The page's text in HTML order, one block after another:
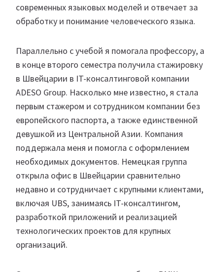
современных языковых моделей и отвечает за
обработку и понимание человеческого языка.
Параллельно с учебой я помогала профессору, а
в конце второго семестра получила стажировку
в Швейцарии в IT-консалтинговой компании
ADESO Group. Насколько мне известно, я стала
первым стажером и сотрудником компании без
европейского паспорта, а также единственной
девушкой из Центральной Азии. Компания
поддержала меня и помогла с оформлением
необходимых документов. Немецкая группа
открыла офис в Швейцарии сравнительно
недавно и сотрудничает с крупными клиентами,
включая UBS, занимаясь IT-консалтингом,
разработкой приложений и реализацией
технологических проектов для крупных
организаций.